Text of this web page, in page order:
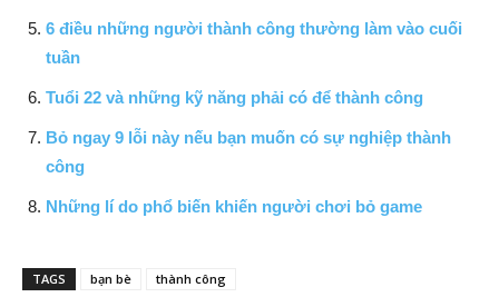
6 điều những người thành công thường làm vào cuối
tuần
Tuổi 22 và những kỹ năng phải có để thành công
Bỏ ngay 9 lỗi này nếu bạn muốn có sự nghiệp thành
công
Những lí do phổ biến khiến người chơi bỏ game
TAGS bạn bè thành công